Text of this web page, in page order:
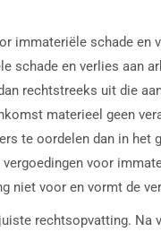
immateriële schade en
schade en verlies aan
rechtstreeks uit die
materieel geen
te oordelen dan in het
voor
niet voor en vormt de
rechtsopvatting. Na